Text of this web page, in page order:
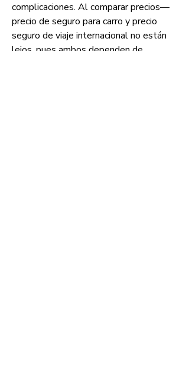
complicaciones. Al comparar precios—
precio de seguro para carro y precio
seguro de viaje internacional no están
lejos, pues ambos dependen de